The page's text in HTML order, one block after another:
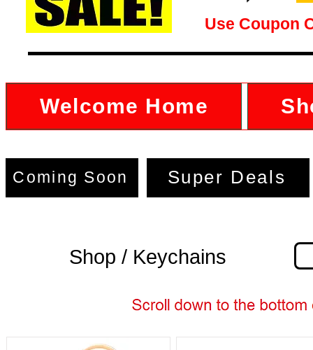
Use Coupon
Welcome Home
Coming Soon Super Deals
Shop / Keychains